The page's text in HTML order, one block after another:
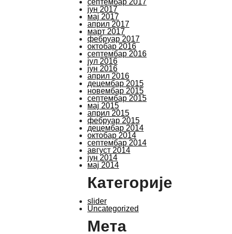
јун 2017
мај 2017
април 2017
март 2017
фебруар 2017
октобар 2016
септембар 2016
јул 2016
јун 2016
април 2016
децембар 2015
новембар 2015
септембар 2015
мај 2015
април 2015
фебруар 2015
децембар 2014
октобар 2014
септембар 2014
август 2014
јун 2014
мај 2014
Категорије
slider
Uncategorized
Мета